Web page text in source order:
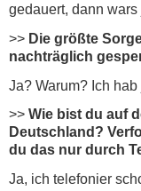
gedauert, dann
>> Die größte
nachträglich
Ja? Warum? Ich
>> Wie bist du auf
Deutschland?
du das nur durch
Ja, ich telefonier